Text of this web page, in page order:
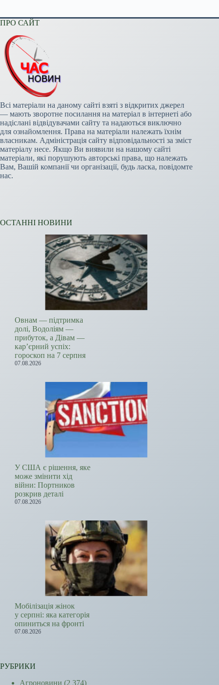
ПРО САЙТ
Всі матеріали на даному сайті взяті з відкритих джерел
— мають зворотне посилання на матеріал в інтернеті або
надіслані відвідувачами сайту та надаються виключно
для ознайомлення. Права на матеріали належать їхнім
власникам. Адміністрація сайту відповідальності за зміст
матеріалу несе. Якщо Ви виявили на нашому сайті
матеріали, які порушують авторські права, що належать
Вам, Вашій компанії чи організації, будь ласка, повідомте
нас.
ОСТАННІ НОВИНИ
Овнам — підтримка
долі, Водоліям —
прибуток, а Дівам —
кар’єрний успіх:
гороскоп на 7 серпня
07.08.2026
У США є рішення, яке
може змінити хід
війни: Портников
розкрив деталі
07.08.2026
Мобілізація жінок
у серпні: яка категорія
опиниться на фронті
07.08.2026
РУБРИКИ
Агроновини (2 374)